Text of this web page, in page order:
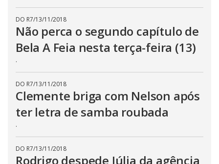
DO R7/13/11/2018
Não perca o segundo capítulo de
Bela A Feia nesta terça-feira (13)
.
DO R7/13/11/2018
Clemente briga com Nelson após
ter letra de samba roubada
.
DO R7/13/11/2018
Rodrigo despede Júlia da agência